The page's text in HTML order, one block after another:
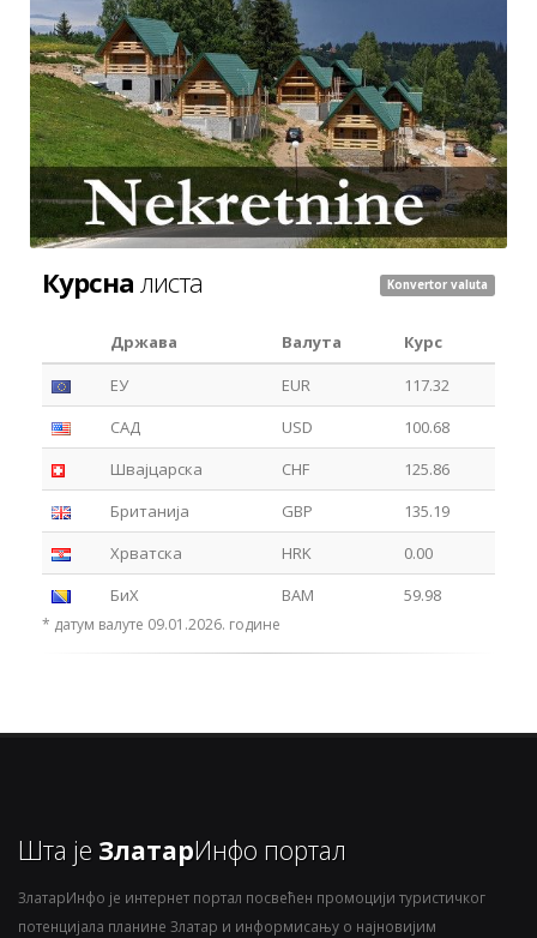
Курсна листа Konvertor valuta
Држава Валута
Курс
ЕУ
EUR
117.32
САД
USD
100.68
Швајцарска
CHF
125.86
Британија
GBP
135.19
Хрватска
HRK
0.00
БиХ
BAM 59.98
* датум валуте 09.01.2026. године
Шта је ЗлатарИнфо портал
ЗлатарИнфо је интернет портал посвећен промоцији туристичког
потенцијала планине Златар и информисању о најновијим